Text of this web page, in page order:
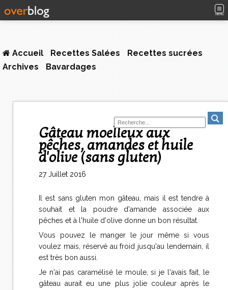
MENU
Accueil Recettes Salées
Recettes sucrées
Archives
Bavardages
Gâteau moelleux aux
pêches, amandes et huile
d'olive (sans gluten)
27 Juillet 2016
Il est sans gluten mon gâteau, mais il est tendre à
souhait et la poudre d'amande associée aux
pêches et à l'huile d'olive donne un bon résultat.
Vous pouvez le manger le jour même si vous
voulez mais, réservé au froid jusqu'au lendemain, il
est très bon aussi.
Je n'ai pas caramélisé le moule, si je l'avais fait, le
gâteau aurait eu une plus jolie couleur après le